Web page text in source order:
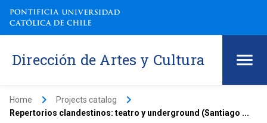
Dirección de Artes y Cultura
Home keyboard_arrow_right Projects catalog keyboard_arrow_right
Repertorios clandestinos: teatro y underground (Santiago ...